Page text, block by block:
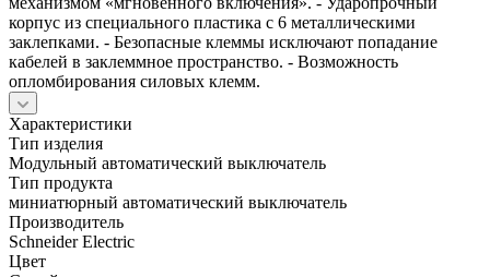
корпус из специального пластика с 6 металлическими
заклепками. - Безопасные клеммы исключают попадание
кабелей в заклеммное пространство. - Возможность
опломбирования силовых клемм.
Характеристики
Тип изделия
Модульный автоматический выключатель
Тип продукта
миниатюрный автоматический выключатель
Производитель
Schneider Electric
Цвет